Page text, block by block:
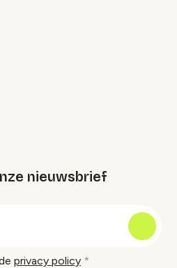
nieuwsbrief
privacy policy